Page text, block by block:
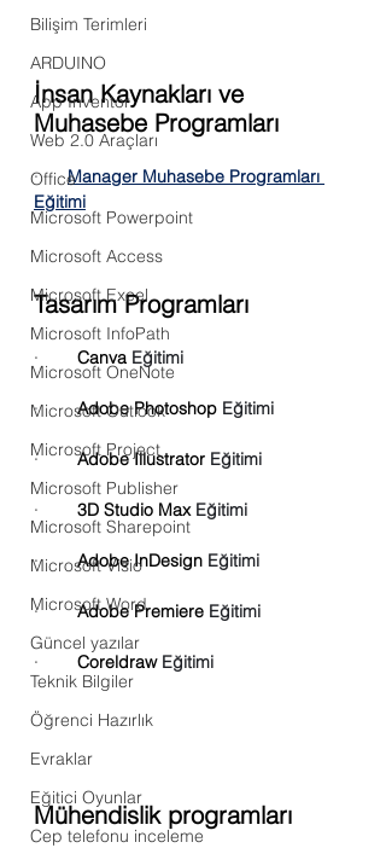
Bilişim Terimleri
ARDUINO
App Inventor
Web 2.0 Araçları
Office
Microsoft Powerpoint
Microsoft Access
Microsoft Excel
Microsoft InfoPath
Microsoft OneNote
Microsoft Outlook
Microsoft Project
Microsoft Publisher
Microsoft Sharepoint
Microsoft Visio
Microsoft Word
Güncel yazılar
Teknik Bilgiler
Öğrenci Hazırlık
Evraklar
Eğitici Oyunlar
Cep telefonu inceleme
İnsan Kaynakları ve
Muhasebe Programları
· Manager Muhasebe Programları
Eğitimi
Tasarım Programları
· Canva Eğitimi
· Adobe Photoshop Eğitimi
· Adobe Illustrator Eğitimi
· 3D Studio Max Eğitimi
· Adobe InDesign Eğitimi
· Adobe Premiere Eğitimi
· Coreldraw Eğitimi
Mühendislik programları